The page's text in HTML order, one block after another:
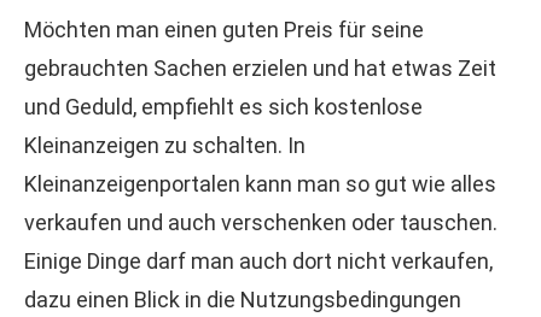
Möchten man einen guten Preis für seine
gebrauchten Sachen erzielen und hat etwas Zeit
und Geduld, empfiehlt es sich kostenlose
Kleinanzeigen zu schalten. In
Kleinanzeigenportalen kann man so gut wie alles
verkaufen und auch verschenken oder tauschen.
Einige Dinge darf man auch dort nicht verkaufen,
dazu einen Blick in die Nutzungsbedingungen